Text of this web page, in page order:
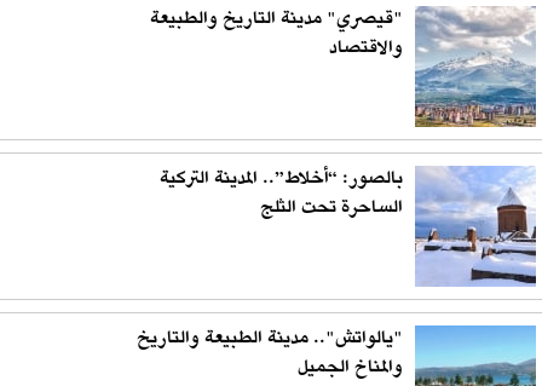
"قيصري" مدينة التاريخ والطبيعة
والاقتصاد
بالصور: “أخلاط”.. المدينة التركية
الساحرة تحت الثلج
"يالواتش".. مدينة الطبيعة والتاريخ
والمناخ الجميل